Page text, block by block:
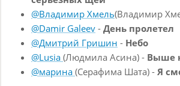
@Владимир Хмель(Владимир
@Damir Galeev - День пролетел
@Дмитрий Гришин - Небо
@Lusia (Людмила Асина) - Выше
@марина (Серафима Шата) - Я